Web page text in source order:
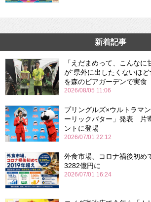
新着記事
「えだまめって、こんな
が“県外に出したくないほ
を森のビアガーデンで実食
2026/08/05 11:06
プリングルズ×ウルトラマ
ーリックバター」発表 片
ントに登場
2026/07/01 22:12
外食市場、コロナ禍後初
3282億円に
2026/07/01 16:24